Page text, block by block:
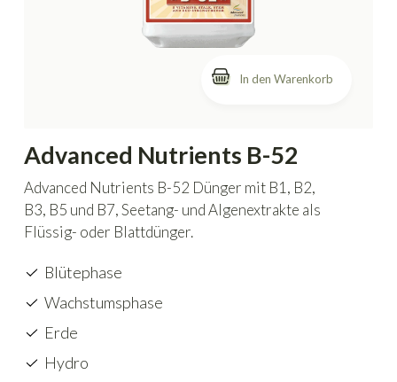
In den Warenkorb
Advanced Nutrients B-52
Advanced Nutrients B-52 Dünger mit B1, B2,
B3, B5 und B7, Seetang- und Algenextrakte als
Flüssig- oder Blattdünger.
Blütephase
Wachstumsphase
Erde
Hydro